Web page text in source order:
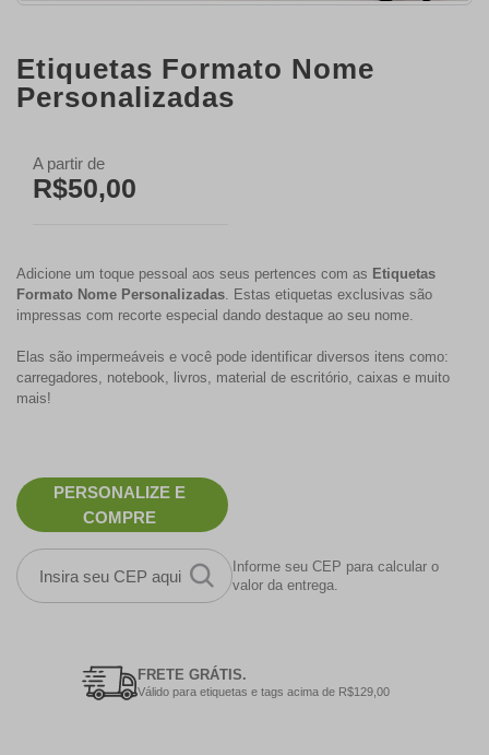
Etiquetas Formato Nome
Personalizadas
A partir de
R$50,00
Adicione um toque pessoal aos seus pertences com as Etiquetas
Formato Nome Personalizadas. Estas etiquetas exclusivas são
impressas com recorte especial dando destaque ao seu nome.
Elas são impermeáveis e você pode identificar diversos itens como:
carregadores, notebook, livros, material de escritório, caixas e muito
mais!
PERSONALIZE E
COMPRE
Informe seu CEP para calcular o
valor da entrega.
FRETE GRÁTIS.
Válido para etiquetas e tags acima de R$129,00